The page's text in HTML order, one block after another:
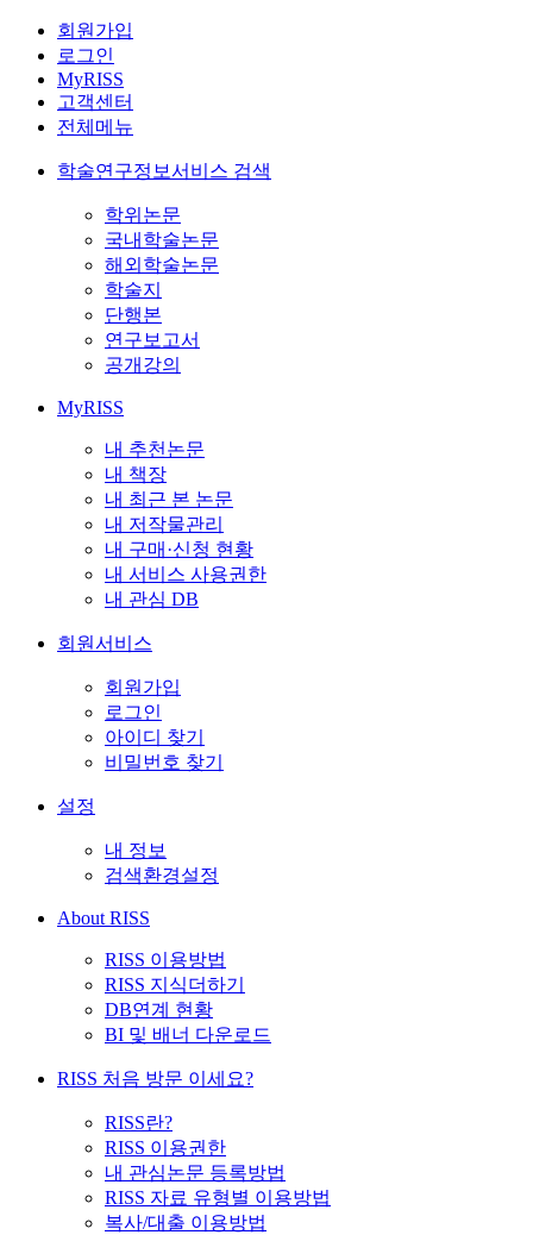
회원가입
로그인
MyRISS
고객센터
전체메뉴
학술연구정보서비스 검색
학위논문
국내학술논문
해외학술논문
학술지
단행본
연구보고서
공개강의
MyRISS
내 추천논문
내 책장
내 최근 본 논문
내 저작물관리
내 구매·신청 현황
내 서비스 사용권한
내 관심 DB
회원서비스
회원가입
로그인
아이디 찾기
비밀번호 찾기
설정
내 정보
검색환경설정
About RISS
RISS 이용방법
RISS 지식더하기
DB연계 현황
BI 및 배너 다운로드
RISS 처음 방문 이세요?
RISS란?
RISS 이용권한
내 관심논문 등록방법
RISS 자료 유형별 이용방법
복사/대출 이용방법